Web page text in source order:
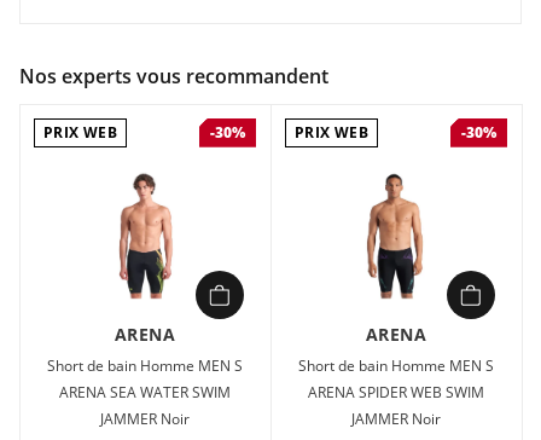
Nos experts vous recommandent
PRIX WEB -30%
ARENA
Short de bain Homme MEN S
ARENA SEA WATER SWIM
JAMMER Noir
PRIX WEB -30%
ARENA
Short de bain Homme MEN S
ARENA SPIDER WEB SWIM
JAMMER Noir